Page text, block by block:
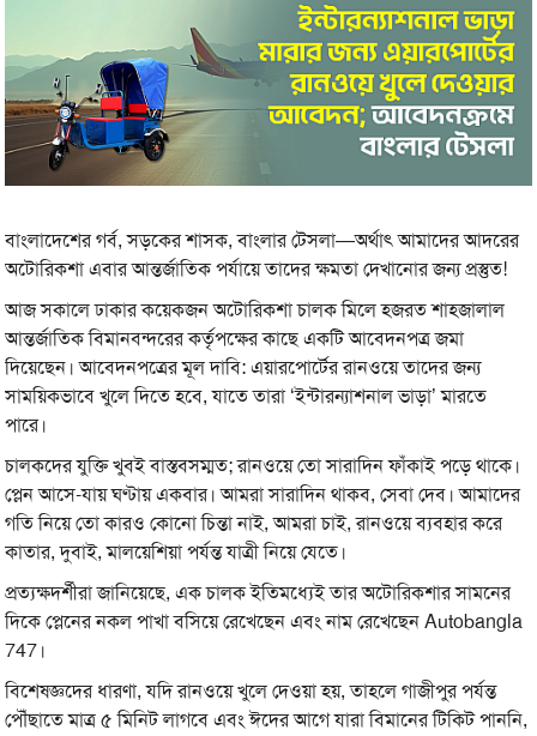
বাংলাদেশের গর্ব, সড়কের শাসক, বাংলার টেসলা—অর্থাৎ আমাদের আদরের
অটোরিকশা এবার আন্তর্জাতিক পর্যায়ে তাদের ক্ষমতা দেখানোর জন্য প্রস্তুত!
আজ সকালে ঢাকার কয়েকজন অটোরিকশা চালক মিলে হজরত শাহজালাল
আন্তর্জাতিক বিমানবন্দরের কর্তৃপক্ষের কাছে একটি আবেদনপত্র জমা
দিয়েছেন। আবেদনপত্রের মূল দাবি: এয়ারপোর্টের রানওয়ে তাদের জন্য
সাময়িকভাবে খুলে দিতে হবে, যাতে তারা ‘ইন্টারন্যাশনাল ভাড়া’ মারতে
পারে।
চালকদের যুক্তি খুবই বাস্তবসম্মত; রানওয়ে তো সারাদিন ফাঁকাই পড়ে থাকে।
প্লেন আসে-যায় ঘণ্টায় একবার। আমরা সারাদিন থাকব, সেবা দেব। আমাদের
গতি নিয়ে তো কারও কোনো চিন্তা নাই, আমরা চাই, রানওয়ে ব্যবহার করে
কাতার, দুবাই, মালয়েশিয়া পর্যন্ত যাত্রী নিয়ে যেতে।
প্রত্যক্ষদর্শীরা জানিয়েছে, এক চালক ইতিমধ্যেই তার অটোরিকশার সামনের
দিকে প্লেনের নকল পাখা বসিয়ে রেখেছেন এবং নাম রেখেছেন Autobangla
747।
বিশেষজ্ঞদের ধারণা, যদি রানওয়ে খুলে দেওয়া হয়, তাহলে গাজীপুর পর্যন্ত
পৌঁছাতে মাত্র ৫ মিনিট লাগবে এবং ঈদের আগে যারা বিমানের টিকিট পাননি,